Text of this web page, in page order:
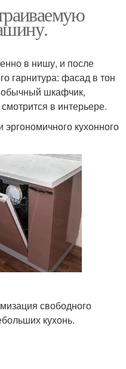
в нишу, и после
гарнитура: фасад в тон
обычный шкафчик,
в интерьере.
кухонного
свободного
кухонь.